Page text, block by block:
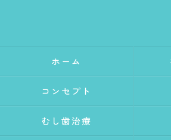
ホーム
コンセプト
むし歯治療